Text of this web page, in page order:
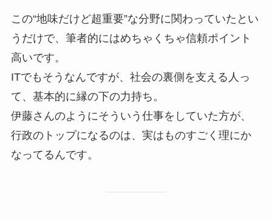
この“地味だけど超重要”な分野に関わっていたとい
うだけで、筆者的にはめちゃくちゃ信頼ポイント
高いです。
ITでもそうなんですが、社会の裏側を支える人っ
て、基本的に縁の下の力持ち。
伊藤さんのようにそういう仕事をしていた方が、
行政のトップになるのは、実はものすごく理にか
なってるんです。